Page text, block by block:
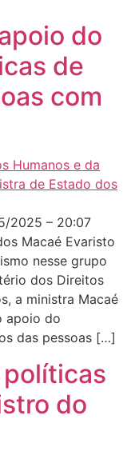
do
de
com
2025 – 20:07
Macaé Evaristo
nesse grupo
dos Direitos
a ministra Macaé
apoio do
das pessoas […]
do